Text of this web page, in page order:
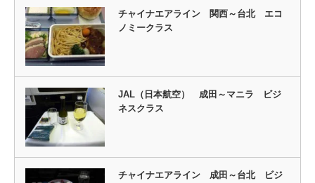
チャイナエアライン 関西～台北 エコ
ノミークラス
JAL（日本航空） 成田～マニラ ビジ
ネスクラス
チャイナエアライン 成田～台北 ビジ